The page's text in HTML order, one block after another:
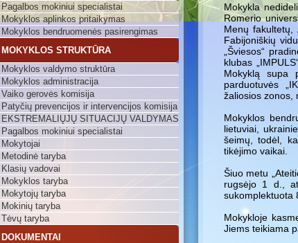
Pagalbos mokiniui specialistai
Mokyklos aplinkos pritaikymas
Mokyklos bendruomenės pasirengimas
MOKYKLOS STRUKTŪRA
Mokyklos valdymo struktūra
Mokyklos administracija
Vaiko gerovės komisija
Patyčių prevencijos ir intervencijos komisija
EKSTREMALIŲJŲ SITUACIJŲ VALDYMAS
Pagalbos mokiniui specialistai
Mokytojai
Metodinė taryba
Klasių vadovai
Mokyklos taryba
Mokytojų taryba
Mokinių taryba
Tėvų taryba
DOKUMENTAI
Mokykla
Romerio
Menų
Fabijoniškių
„Šviesos“
klubas
Mokyklą supa
parduotuvės
žaliosios zonos,
Mokyklos
lietuviai,
šeimų, todėl,
tikėjimo vaikai.
Šiuo metu
rugsėjo 1 d.,
sukomplektuota
Mokykloje
Jiems teikiama